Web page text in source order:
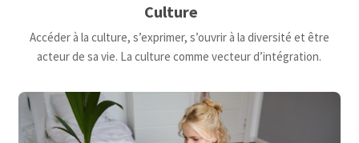
Culture
Accéder à la culture, s’exprimer, s’ouvrir à la diversité et être
acteur de sa vie. La culture comme vecteur d’intégration.